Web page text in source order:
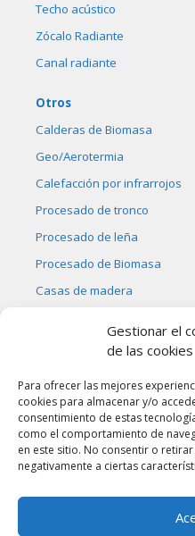
Gestionar el
de las cookies
Para ofrecer las mejores
cookies para almacenar y/o
consentimiento de estas
como el comportamiento de
en este sitio. No consentir o
negativamente a ciertas
Techo acústico
Zócalo Radiante
Canal radiante
Otros
Calderas de Biomasa
Geo/Aerotermia
Calefacción por infrarrojos
Procesado de tronco
Procesado de leña
Procesado de Biomasa
Casas de madera
Ostargi Energías
Tel.: 687 056 467